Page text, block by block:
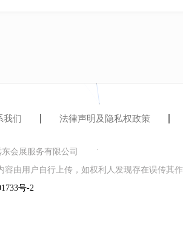
我们 法律声明及隐私权政策
会展服务有限公司
容由用户自行上传，如权利人发现存在误传其
号-2